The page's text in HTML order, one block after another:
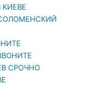
СРОЧНО